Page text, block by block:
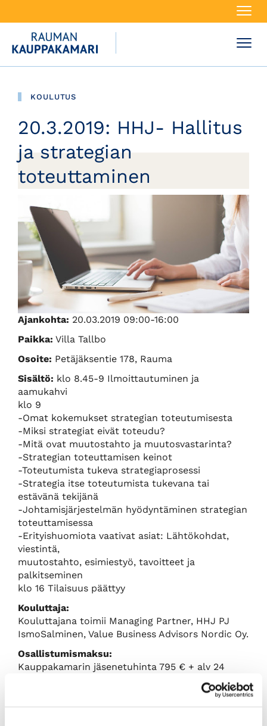
KOULUTUS
20.3.2019: HHJ- Hallitus
ja strategian
toteuttaminen
Ajankohta: 20.03.2019 09:00-16:00
Paikka: Villa Tallbo
Osoite: Petäjäksentie 178, Rauma
Sisältö: klo 8.45-9 Ilmoittautuminen ja
aamukahvi
klo 9
-Omat kokemukset strategian toteutumisesta
-Miksi strategiat eivät toteudu?
-Mitä ovat muutostahto ja muutosvastarinta?
-Strategian toteuttamisen keinot
-Toteutumista tukeva strategiaprosessi
-Strategia itse toteutumista tukevana tai
estävänä tekijänä
-Johtamisjärjestelmän hyödyntäminen strategian
toteuttamisessa
-Erityishuomiota vaativat asiat: Lähtökohdat,
viestintä,
muutostahto, esimiestyö, tavoitteet ja
palkitseminen
klo 16 Tilaisuus päättyy
Kouluttaja:
Kouluttajana toimii Managing Partner, HHJ PJ
IsmoSalminen, Value Business Advisors Nordic Oy.
Osallistumismaksu:
Kauppakamarin jäsenetuhinta 795 € + alv 24
%,normaalihinta 1195 € + alv 24 %. Maksuun
sisältyy kirjallinen aineisto ja ohjelman mukaiset